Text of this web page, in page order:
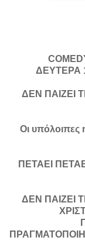
ΔΕΥΤΕΡΑ
ΔΕΝ ΠΑΙΖΕΙ
Οι υπόλοιπες
ΠΕΤΑΕΙ
ΔΕΝ ΠΑΙΖΕΙ